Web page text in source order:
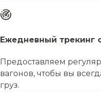
Ежедневный трекинг
Предоставляем
вагонов, чтобы вы
груз.